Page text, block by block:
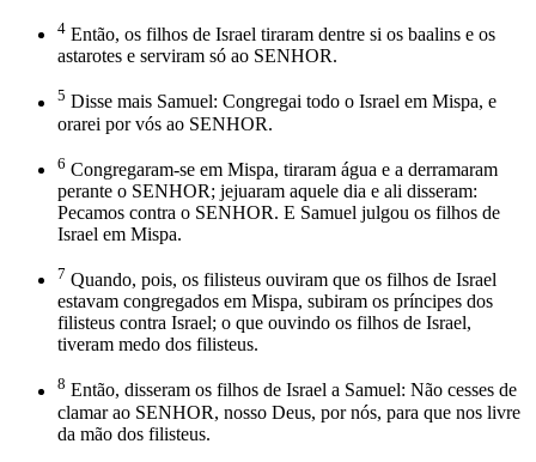
4 Então, os filhos de Israel tiraram dentre si os baalins e os
astarotes e serviram só ao SENHOR.
5 Disse mais Samuel: Congregai todo o Israel em Mispa, e
orarei por vós ao SENHOR.
6 Congregaram-se em Mispa, tiraram água e a derramaram
perante o SENHOR; jejuaram aquele dia e ali disseram:
Pecamos contra o SENHOR. E Samuel julgou os filhos de
Israel em Mispa.
7 Quando, pois, os filisteus ouviram que os filhos de Israel
estavam congregados em Mispa, subiram os príncipes dos
filisteus contra Israel; o que ouvindo os filhos de Israel,
tiveram medo dos filisteus.
8 Então, disseram os filhos de Israel a Samuel: Não cesses de
clamar ao SENHOR, nosso Deus, por nós, para que nos livre
da mão dos filisteus.